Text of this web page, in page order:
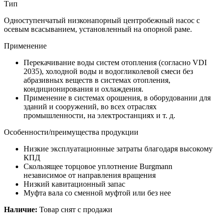
Тип
Одноступенчатый низконапорный центробежный насос с
осевым всасыванием, установленный на опорной раме.
Применение
Перекачивание воды систем отопления (согласно VDI
2035), холодной воды и водогликолевой смеси без
абразивных веществ в системах отопления,
кондиционирования и охлаждения.
Применение в системах орошения, в оборудовании для
зданий и сооружений, во всех отраслях
промышленности, на электростанциях и т. д.
Особенности/преимущества продукции
Низкие эксплуатационные затраты благодаря высокому
КПД
Скользящее торцовое уплотнение Burgmann
независимое от направления вращения
Низкий кавитационный запас
Муфта вала со сменной муфтой или без нее
Наличие: Товар снят с продажи